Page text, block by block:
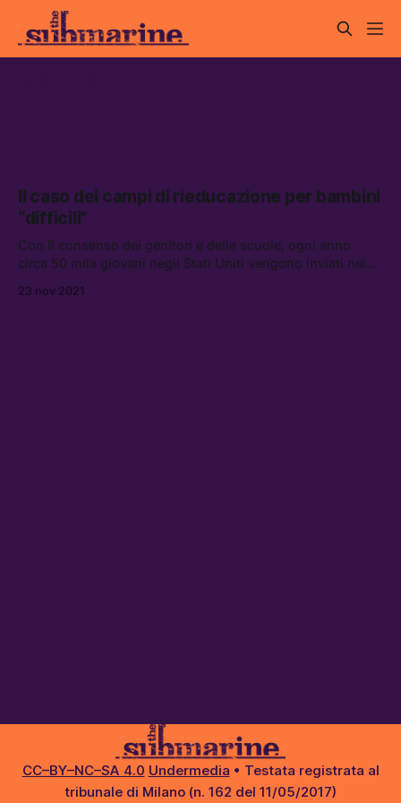
Il caso dei campi di rieducazione per bambini
“difficili”
Con il consenso dei genitori e delle scuole, ogni anno
circa 50 mila giovani negli Stati Uniti vengono inviati nei
camp” o “wilderness camp,” gestiti da vere e proprie sette.
23 nov 2021
CC–BY–NC–SA 4.0 Undermedia • Testata registrata al
tribunale di Milano (n. 162 del 11/05/2017)